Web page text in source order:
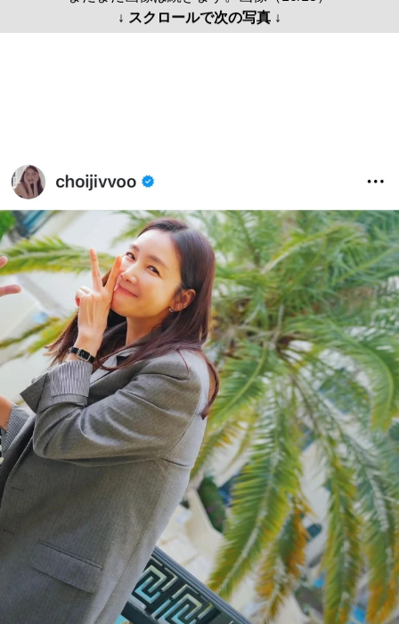
↓ スクロールで次の写真 ↓